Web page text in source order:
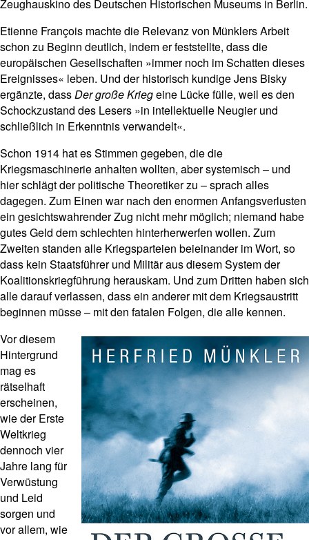
Zeughauskino des Deutschen Historischen Museums in Berlin.
Etienne François machte die Relevanz von Münklers Arbeit
schon zu Beginn deutlich, indem er feststellte, dass die
europäischen Gesellschaften »immer noch im Schatten dieses
Ereignisses« leben. Und der historisch kundige Jens Bisky
ergänzte, dassDer große Kriegeine Lücke fülle, weil es den
Schockzustand des Lesers »in intellektuelle Neugier und
schließlich in Erkenntnis verwandelt«.
Schon 1914 hat es Stimmen gegeben, die die
Kriegsmaschinerie anhalten wollten, aber systemisch – und
hier schlägt der politische Theoretiker zu – sprach alles
dagegen. Zum Einen war nach den enormen Anfangsverlusten
ein gesichtswahrender Zug nicht mehr möglich; niemand habe
gutes Geld dem schlechten hinterherwerfen wollen. Zum
Zweiten standen alle Kriegsparteien beieinander im Wort, so
dass kein Staatsführer und Militär aus diesem System der
Koalitionskriegführung herauskam. Und zum Dritten haben sich
alle darauf verlassen, dass ein anderer mit dem Kriegsaustritt
beginnen müsse – mit den fatalen Folgen, die alle kennen.
Vor diesem
Hintergrund
mag es
rätselhaft
erscheinen,
wie der Erste
Weltkrieg
dennoch vier
Jahre lang für
Verwüstung
und Leid
sorgen und
vor allem, wie